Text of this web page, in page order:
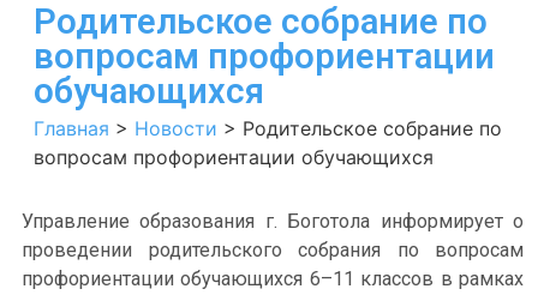
Родительское собрание по
вопросам профориентации
обучающихся
Главная > Новости > Родительское собрание по
вопросам профориентации обучающихся
Управление образования г. Боготола информирует о
проведении родительского собрания по вопросам
профориентации обучающихся 6–11 классов в рамках